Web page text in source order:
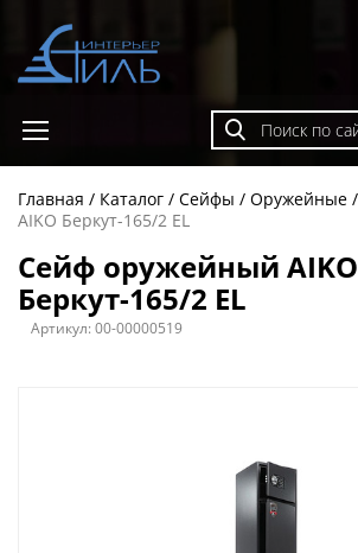
Главная Каталог Сейфы Оружейные
AIKO Беркут-165/2 EL
Сейф оружейный AIKO
Беркут-165/2 EL
Артикул:00-00000519